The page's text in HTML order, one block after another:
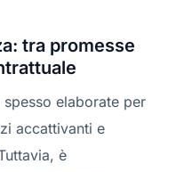
tra promesse
elaborate per
accattivanti e
è